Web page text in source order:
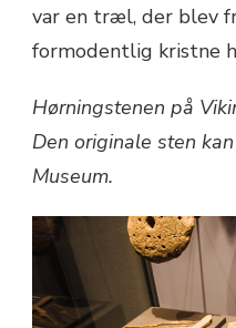
var en træl, der blev
formodentlig kristne
Hørningstenen på
Den originale sten
Museum.